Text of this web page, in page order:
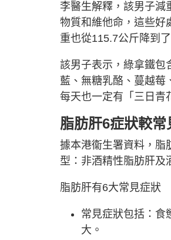
李醫生解釋，該男子減
物質和維他命，這些好
重也從115.7公斤降到
該男子表示，綠拿鐵包
藍、無糖乳酪、蔓越莓
每天也一定有「三日青
脂肪肝6症狀較
據本港衞生署資料，脂
型：非酒精性脂肪肝及
脂肪肝有6大常見症狀
常見症狀包括：食
大。